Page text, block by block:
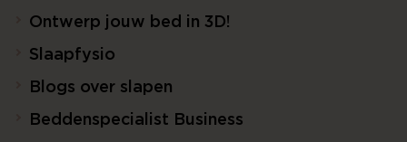
Ontwerp jouw bed in 3D!
Slaapfysio
Blogs over slapen
Beddenspecialist Business